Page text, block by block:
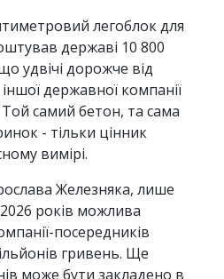
легоблок для
державі 10 800
удвічі дорожче від
державної компанії
самий бетон, та сама
- тільки цінник
вимірі.
Железняка, лише
2026 років можлива
посередників
гривень. Ще
може бути закладено в